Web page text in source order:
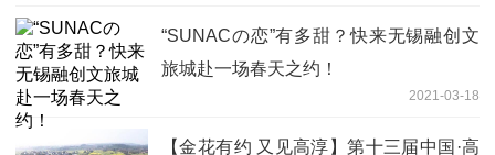
“SUNACの恋”有多甜？快来无锡融创文
旅城赴一场春天之约！
2021-03-18
【金花有约 又见高淳】第十三届中国·高